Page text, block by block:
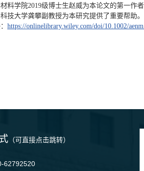
料学院2019级博士生赵威为本论文的第一作
技大学龚攀副教授为本研究提供了重要帮助
https://onlinelibrary.wiley.com/doi/10.1002/
（可直接点击跳转）
62792520